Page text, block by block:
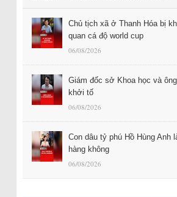
Chủ tịch xã ở Thanh Hóa bị
quan cá độ world cup
06/08/2026
Giám đốc sở Khoa học và
khởi tố
06/08/2026
Con dâu tỷ phú Hồ Hùng Anh
hàng không
06/08/2026